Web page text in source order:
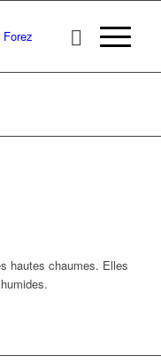
hautes chaumes. Elles